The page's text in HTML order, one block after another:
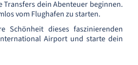
dein Abenteuer beginnen.
vom Flughafen zu starten.
Schönheit dieses faszinierenden
Airport und starte dein